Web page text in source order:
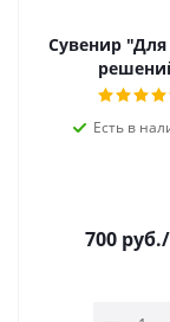
Сувенир
Есть в
700 руб.